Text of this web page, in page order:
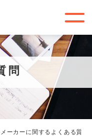
問
ーカーに関するよくある質問